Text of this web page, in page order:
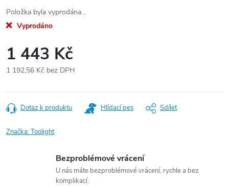
Položka byla vyprodána…
Vyprodáno
1 443 Kč
1 192,56 Kč bez DPH
cena:
Dotaz k produktu Hlídací pes Sdílet
Značka:Toolight
Bezproblémové vrácení
U nás máte bezproblémové vrácení, rychle a bez
komplikací.